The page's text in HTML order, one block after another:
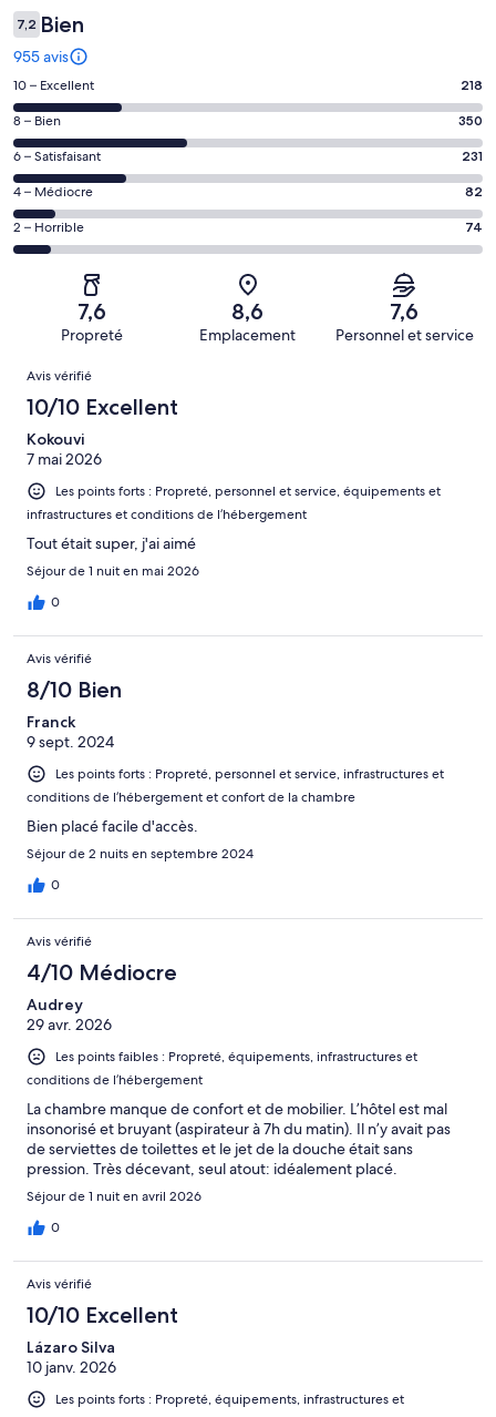
7,2 Bien
955 avis
Note
des
voyageurs
de 10
(Excellent),
d’après 218 avis
sur 955.
10 – Excellent 218
Note
des
voyageurs
de 8
(Bien),
d’après 350 avis
8 – Bien 350
Note
des
voyageurs
de 6
(Satisfaisant),
d’après 231 avis
6 – Satisfaisant 231
Note
des
voyageurs
(Médiocre),
d’après 82 avis
sur 955.
4 – Médiocre 82
Note
des
voyageurs
(Horrible),
d’après 74 avis
sur 955.
2 – Horrible 74
7,6
Propreté
8,6
Emplacement
7,6
Personnel et service
Avis
Avis vérifié
10/10 Excellent
Kokouvi
7 mai 2026
Les points forts : Propreté, personnel et service, équipements et
infrastructures et conditions de l’hébergement
Tout était super, j'ai aimé
Séjour de 1 nuit en mai 2026
0
Avis vérifié
8/10 Bien
Franck
9 sept. 2024
Les points forts : Propreté, personnel et service, infrastructures et
conditions de l’hébergement et confort de la chambre
Bien placé facile d'accès.
Séjour de 2 nuits en septembre 2024
0
Avis vérifié
4/10 Médiocre
Audrey
29 avr. 2026
Les points faibles : Propreté, équipements, infrastructures et
conditions de l’hébergement
La chambre manque de confort et de mobilier. L’hôtel est mal
insonorisé et bruyant (aspirateur à 7h du matin). Il n’y avait pas
de serviettes de toilettes et le jet de la douche était sans
pression. Très décevant, seul atout: idéalement placé.
Séjour de 1 nuit en avril 2026
0
Avis vérifié
10/10 Excellent
Lázaro Silva
10 janv. 2026
Les points forts : Propreté, équipements, infrastructures et